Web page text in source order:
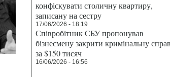
конфіскувати столичну квартиру,
записану на сестру
17/06/2026 - 18:19
Співробітник СБУ пропонував
бізнесмену закрити кримінальну
за $150 тисяч
16/06/2026 - 16:56